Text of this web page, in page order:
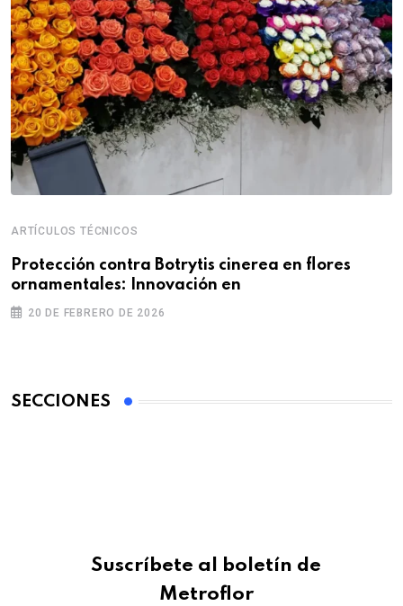
ARTÍCULOS TÉCNICOS
Protección contra Botrytis cinerea en flores
ornamentales: Innovación en
20 DE FEBRERO DE 2026
SECCIONES
Suscríbete al boletín de
Metroflor